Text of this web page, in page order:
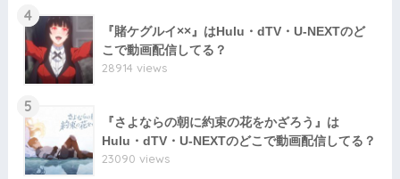
4
『賭ケグルイ××』はHulu・dTV・U-NEXTのど
こで動画配信してる？
28914 views
5
『さよならの朝に約束の花をかざろう』は
Hulu・dTV・U-NEXTのどこで動画配信してる？
23090 views